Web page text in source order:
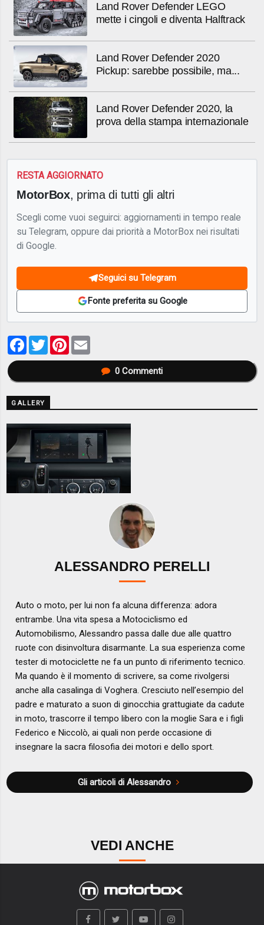
Land Rover Defender LEGO
mette i cingoli e diventa Halftrack
Land Rover Defender 2020
Pickup: sarebbe possibile, ma...
Land Rover Defender 2020, la
prova della stampa internazionale
RESTA AGGIORNATO
MotorBox, prima di tutti gli altri
Scegli come vuoi seguirci: aggiornamenti in tempo reale
su Telegram, oppure dai priorità a MotorBox nei risultati
di Google.
Seguici su Telegram
Fonte preferita su Google
Facebook
TwitterPinterest
0Commenti
GALLERY
ALESSANDRO PERELLI
Auto o moto, per lui non fa alcuna differenza: adora
entrambe. Una vita spesa a Motociclismo ed
Automobilismo, Alessandro passa dalle due alle quattro
ruote con disinvoltura disarmante. La sua esperienza come
tester di motociclette ne fa un punto di riferimento tecnico.
Ma quando è il momento di scrivere, sa come rivolgersi
anche alla casalinga di Voghera. Cresciuto nell’esempio del
padre e maturato a suon di ginocchia grattugiate da cadute
in moto, trascorre il tempo libero con la moglie Sara e i figli
Federico e Niccolò, ai quali non perde occasione di
insegnare la sacra filosofia dei motori e dello sport.
Gli articoli di Alessandro
VEDI ANCHE